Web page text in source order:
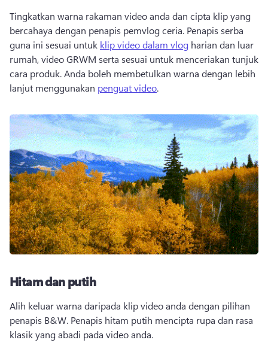
Tingkatkan warna rakaman video anda dan cipta klip yang
bercahaya dengan penapis pemvlog ceria. Penapis serba
guna ini sesuai untuk klip video dalam vlog harian dan luar
rumah, video GRWM serta sesuai untuk menceriakan tunjuk
cara produk. Anda boleh membetulkan warna dengan lebih
lanjut menggunakan penguat video.
Hitam dan putih
Alih keluar warna daripada klip video anda dengan pilihan
penapis B&W. Penapis hitam putih mencipta rupa dan rasa
klasik yang abadi pada video anda.